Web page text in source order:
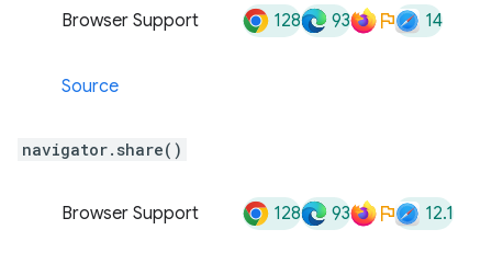
Browser Support 128 93 14
Source
navigator.share()
Browser Support 128 93 12.1